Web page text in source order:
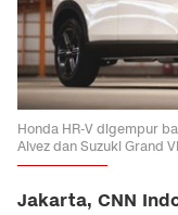
Honda HR-V digempur
Alvez dan Suzuki Grand
Jakarta, CNN